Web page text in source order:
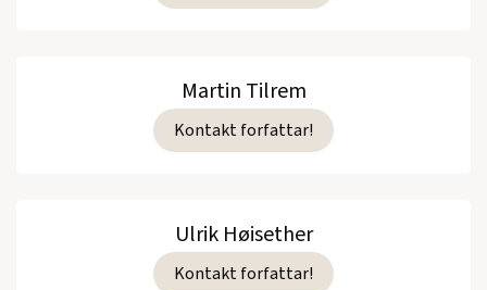
Martin Tilrem
Kontakt forfattar!
Ulrik Høisether
Kontakt forfattar!